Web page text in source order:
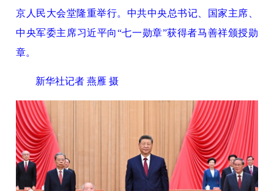
京人民大会堂隆重举行。中共中央总书记、国家主席、
中央军委主席习近平向“七一勋章”获得者马善祥颁授勋
章。
新华社记者 燕雁 摄